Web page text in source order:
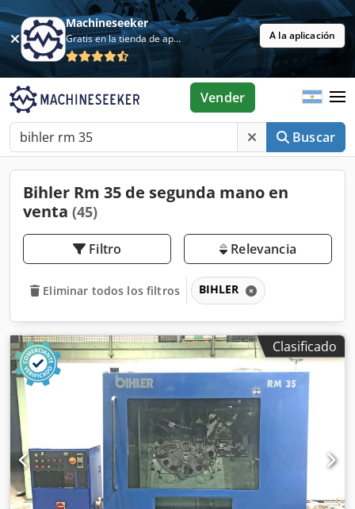
Machineseeker
Gratis en la tienda de aplicaciones A la aplicación
Buscar
Vender
Bihler Rm 35 de segunda mano en
venta (45)
Filtro Relevancia
Eliminar todos los filtros BIHLER
Clasificado